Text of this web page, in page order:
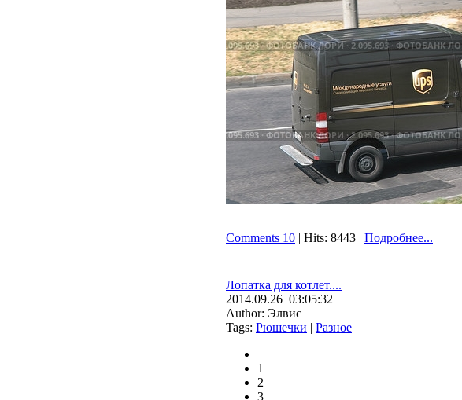
Comments 10 | Hits: 8443 | Подробнее...
Лопатка для котлет....
2014.09.26 03:05:32
Author: Элвис
Tags: Рюшечки | Разное
1
2
3